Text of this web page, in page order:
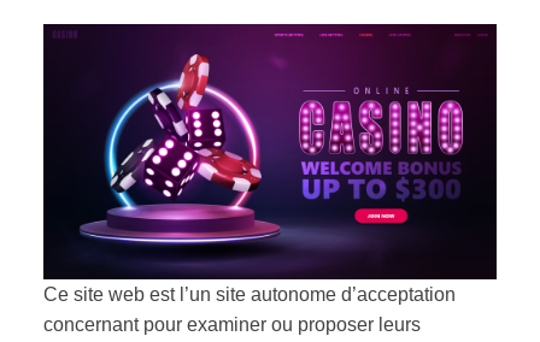
Ce site web est l’un site autonome d’acceptation
concernant pour examiner ou proposer leurs